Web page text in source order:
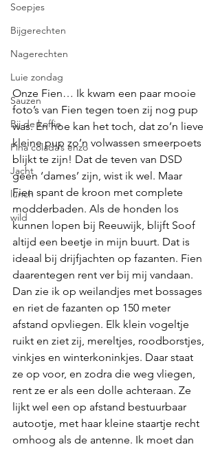
Soepjes
Bijgerechten
Nagerechten
Luie zondag
Sauzen
Bij de koffie
Pina colada’s enzo
Jacht
lunch
wild
Onze Fien… Ik kwam een paar mooie
foto’s van Fien tegen toen zij nog pup
was. En hoe kan het toch, dat zo’n lieve
kleine pup zo’n volwassen smeerpoets
blijkt te zijn! Dat de teven van DSD
geen ‘dames’ zijn, wist ik wel. Maar
Fien spant de kroon met complete
modderbaden. Als de honden los
kunnen lopen bij Reeuwijk, blijft Soof
altijd een beetje in mijn buurt. Dat is
ideaal bij drijfjachten op fazanten. Fien
daarentegen rent ver bij mij vandaan.
Dan zie ik op weilandjes met bossages
en riet de fazanten op 150 meter
afstand opvliegen. Elk klein vogeltje
ruikt en ziet zij, mereltjes, roodborstjes,
vinkjes en winterkoninkjes. Daar staat
ze op voor, en zodra die weg vliegen,
rent ze er als een dolle achteraan. Ze
lijkt wel een op afstand bestuurbaar
autootje, met haar kleine staartje recht
omhoog als de antenne. Ik moet dan